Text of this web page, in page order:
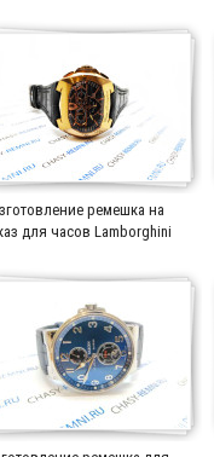
ремешка на
для часов Lamborghini